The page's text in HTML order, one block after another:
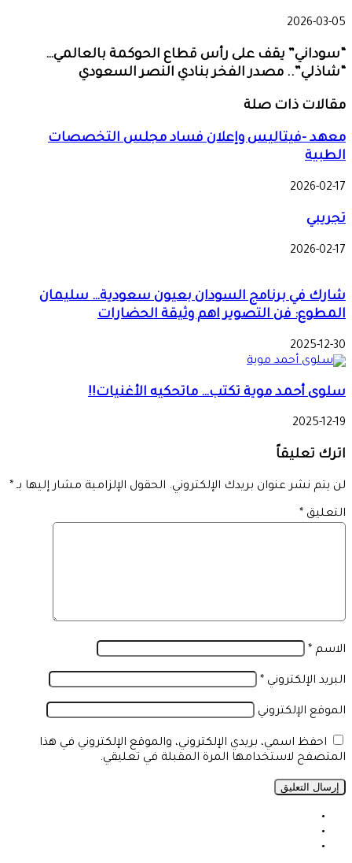
2026-03-05
“سوداني” يقف على رأس قطاع الحوكمة بالعالمي…
“شاذلي”.. مصدر الفخر بنادي النصر السعودي
مقالات ذات صلة
معهد -فيتاليس وإعلان فساد مجلس التخصصات
الطبية
2026-02-17
تجريبي
2026-02-17
شارك في برنامج السودان بعيون سعودية… سليمان
المطوع: فن التصوير اهم وثيقة الحضارات
2025-12-30
سلوى أحمد موية تكتب… ماتحكيه الأغنيات!!
2025-12-19
اترك تعليقاً
لن يتم نشر عنوان بريدك الإلكتروني. الحقول الإلزامية مشار إليها بـ *
التعليق *
الاسم *
البريد الإلكتروني *
الموقع الإلكتروني
احفظ اسمي، بريدي الإلكتروني، والموقع الإلكتروني في هذا
المتصفح لاستخدامها المرة المقبلة في تعليقي.